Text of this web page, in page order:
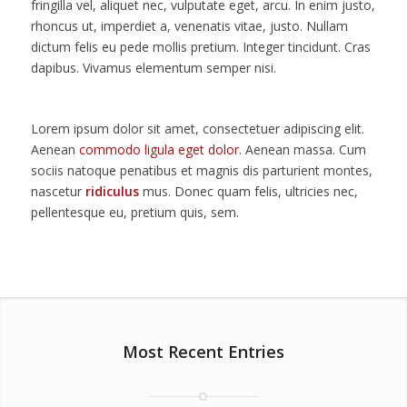
fringilla vel, aliquet nec, vulputate eget, arcu. In enim justo,
rhoncus ut, imperdiet a, venenatis vitae, justo. Nullam
dictum felis eu pede mollis pretium. Integer tincidunt. Cras
dapibus. Vivamus elementum semper nisi.
Lorem ipsum dolor sit amet, consectetuer adipiscing elit.
Aenean commodo ligula eget dolor. Aenean massa. Cum
sociis natoque penatibus et magnis dis parturient montes,
nascetur ridiculusmus. Donec quam felis, ultricies nec,
pellentesque eu, pretium quis, sem.
Most Recent Entries